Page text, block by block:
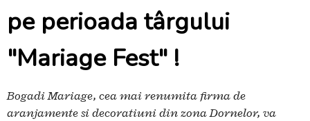
pe perioada târgului
"Mariage Fest" !
Bogadi Mariage, cea mai renumita firma de
aranjamente si decoratiuni din zona Dornelor, va